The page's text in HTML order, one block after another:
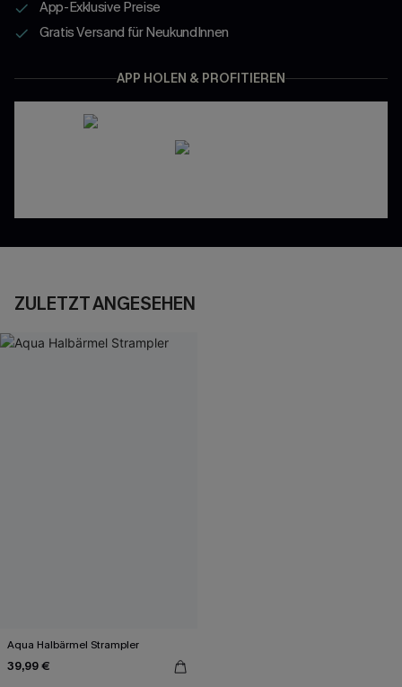
App-Exklusive Preise
Gratis Versand für NeukundInnen
APP HOLEN & PROFITIEREN
ZULETZT ANGESEHEN
Aqua Halbärmel Strampler
39,99 €